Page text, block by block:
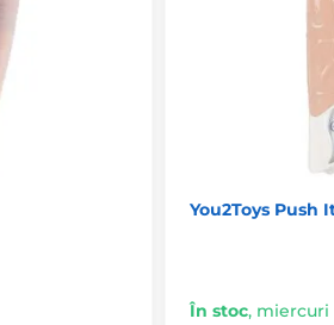
You2Toys Push
În stoc, miercuri